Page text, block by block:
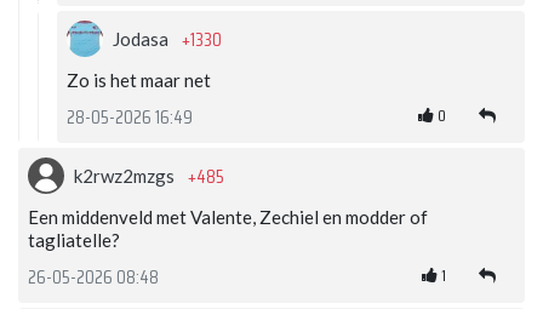
Jodasa +1330
Zo is het maar net
28-05-2026 16:49 0
k2rwz2mzgs +485
Een middenveld met Valente, Zechiel en modder of
tagliatelle?
26-05-2026 08:48 1